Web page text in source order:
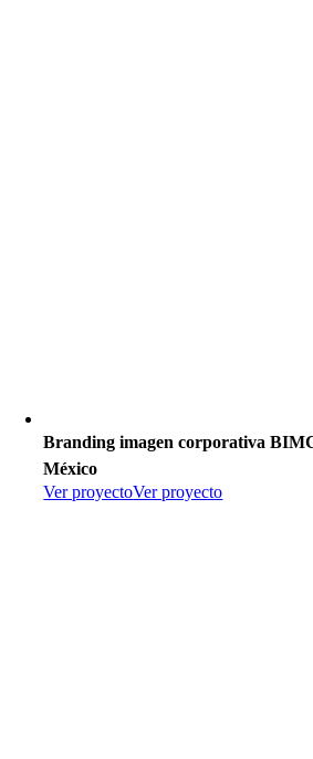
Branding imagen corporativa
México
Ver proyectoVer proyecto